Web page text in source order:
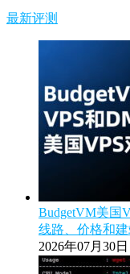
最新评测
BudgetVM美国
线路、价格和
2026年07月30日